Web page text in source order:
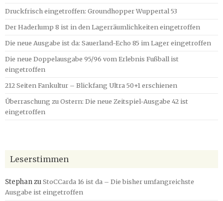
Druckfrisch eingetroffen: Groundhopper Wuppertal 53
Der Haderlump 8 ist in den Lagerräumlichkeiten eingetroffen
Die neue Ausgabe ist da: Sauerland-Echo 85 im Lager eingetroffen
Die neue Doppelausgabe 95/96 vom Erlebnis Fußball ist
eingetroffen
212 Seiten Fankultur – Blickfang Ultra 50+1 erschienen
Überraschung zu Ostern: Die neue Zeitspiel-Ausgabe 42 ist
eingetroffen
Leserstimmen
StephanzuStoCCarda 16 ist da – Die bisher umfangreichste
Ausgabe ist eingetroffen